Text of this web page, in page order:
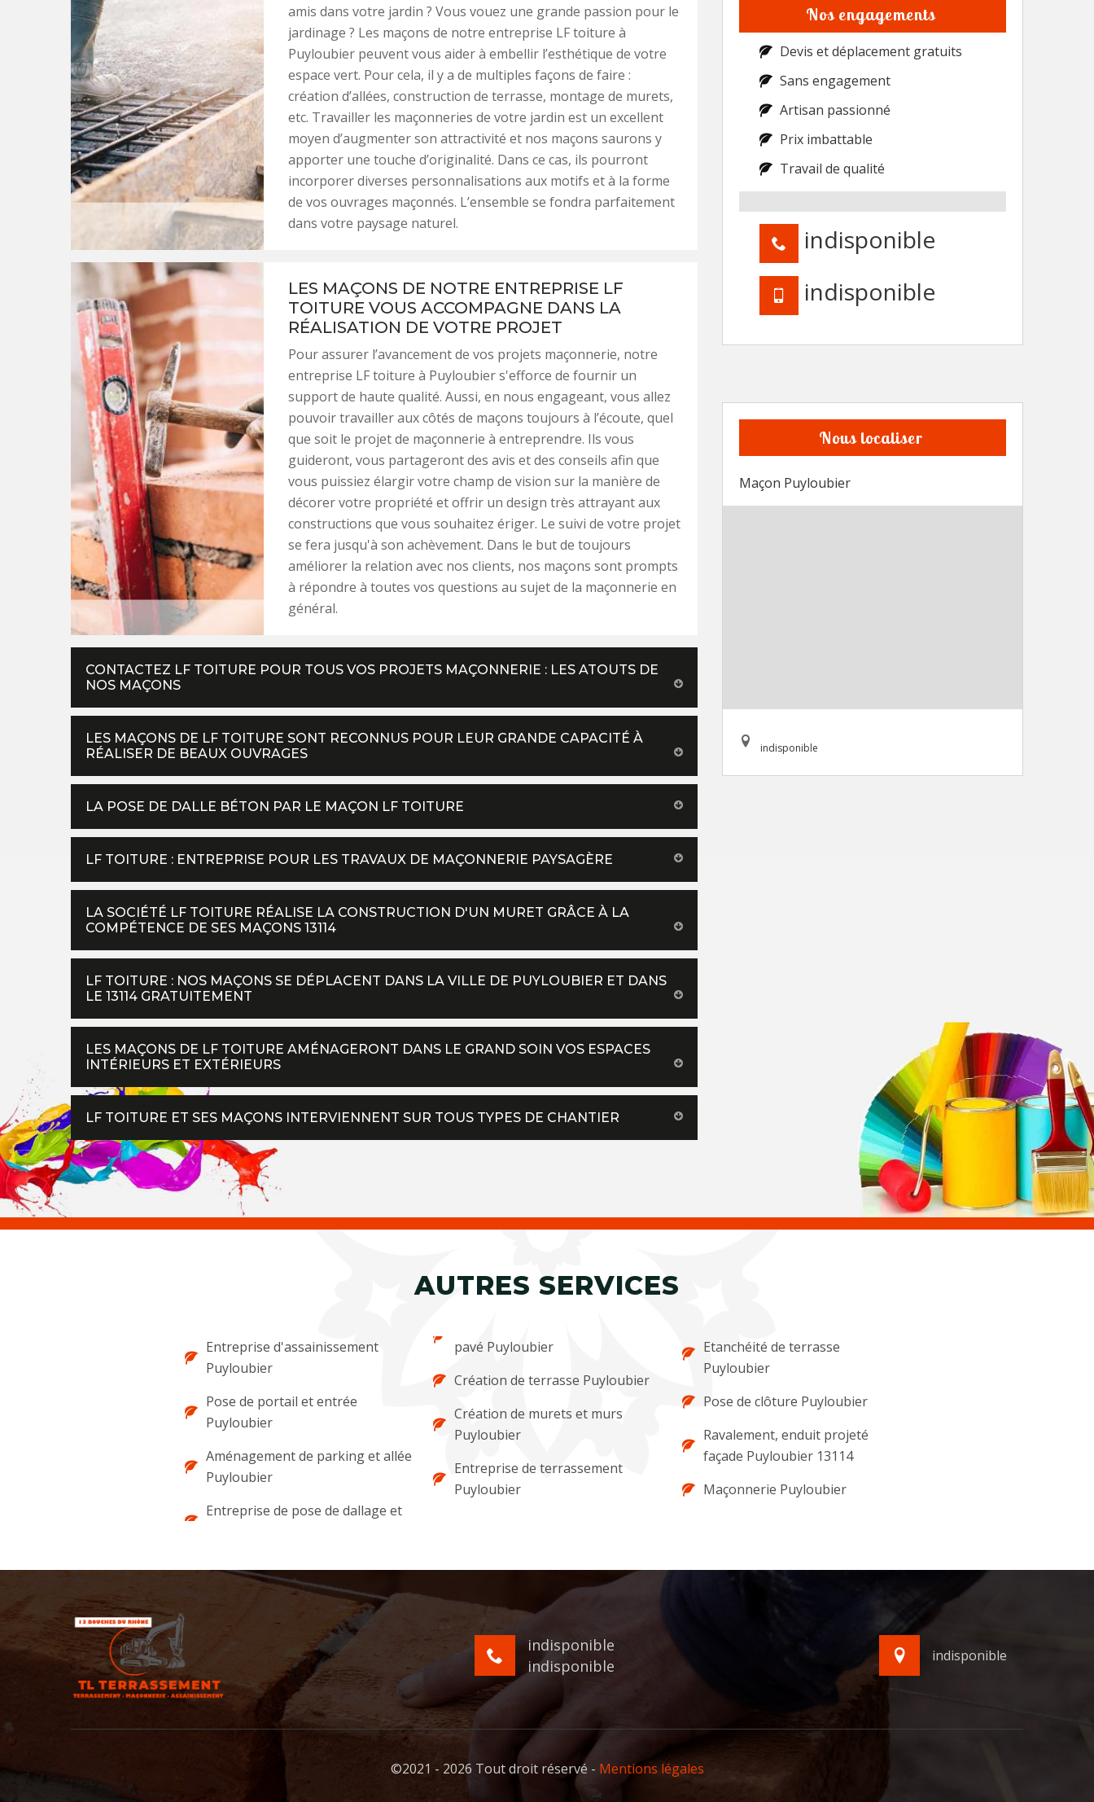
amis dans votre jardin ? Vous vouez une grande passion pour le
jardinage ? Les maçons de notre entreprise LF toiture à
Puyloubier peuvent vous aider à embellir l’esthétique de votre
espace vert. Pour cela, il y a de multiples façons de faire :
création d’allées, construction de terrasse, montage de murets,
etc. Travailler les maçonneries de votre jardin est un excellent
moyen d’augmenter son attractivité et nos maçons saurons y
apporter une touche d’originalité. Dans ce cas, ils pourront
incorporer diverses personnalisations aux motifs et à la forme
de vos ouvrages maçonnés. L’ensemble se fondra parfaitement
dans votre paysage naturel.
LES MAÇONS DE NOTRE ENTREPRISE LF
TOITURE VOUS ACCOMPAGNE DANS LA
RÉALISATION DE VOTRE PROJET
Pour assurer l’avancement de vos projets maçonnerie, notre
entreprise LF toiture à Puyloubier s'efforce de fournir un
support de haute qualité. Aussi, en nous engageant, vous allez
pouvoir travailler aux côtés de maçons toujours à l’écoute, quel
que soit le projet de maçonnerie à entreprendre. Ils vous
guideront, vous partageront des avis et des conseils afin que
vous puissiez élargir votre champ de vision sur la manière de
décorer votre propriété et offrir un design très attrayant aux
constructions que vous souhaitez ériger. Le suivi de votre projet
se fera jusqu'à son achèvement. Dans le but de toujours
améliorer la relation avec nos clients, nos maçons sont prompts
à répondre à toutes vos questions au sujet de la maçonnerie en
général.
CONTACTEZ LF TOITURE POUR TOUS VOS PROJETS MAÇONNERIE : LES ATOUTS DE
NOS MAÇONS
LES MAÇONS DE LF TOITURE SONT RECONNUS POUR LEUR GRANDE CAPACITÉ À
RÉALISER DE BEAUX OUVRAGES
LA POSE DE DALLE BÉTON PAR LE MAÇON LF TOITURE
LF TOITURE : ENTREPRISE POUR LES TRAVAUX DE MAÇONNERIE PAYSAGÈRE
LA SOCIÉTÉ LF TOITURE RÉALISE LA CONSTRUCTION D'UN MURET GRÂCE À LA
COMPÉTENCE DE SES MAÇONS 13114
LF TOITURE : NOS MAÇONS SE DÉPLACENT DANS LA VILLE DE PUYLOUBIER ET DANS
LE 13114 GRATUITEMENT
LES MAÇONS DE LF TOITURE AMÉNAGERONT DANS LE GRAND SOIN VOS ESPACES
INTÉRIEURS ET EXTÉRIEURS
LF TOITURE ET SES MAÇONS INTERVIENNENT SUR TOUS TYPES DE CHANTIER
Nos engagements
Devis et déplacement gratuits
Sans engagement
Artisan passionné
Prix imbattable
Travail de qualité
indisponible
indisponible
Nous localiser
Maçon Puyloubier
indisponible
AUTRES SERVICES
Entreprise d'assainissement
Puyloubier
Pose de portail et entrée
Puyloubier
Aménagement de parking et allée
Puyloubier
Entreprise de pose de dallage et
pavé Puyloubier
Création de terrasse Puyloubier
Création de murets et murs
Puyloubier
Entreprise de terrassement
Puyloubier
Etanchéité de terrasse
Puyloubier
Pose de clôture Puyloubier
Ravalement, enduit projeté
façade Puyloubier 13114
Maçonnerie Puyloubier
indisponible
indisponible
indisponible
©2021 - 2026 Tout droit réservé - Mentions légales